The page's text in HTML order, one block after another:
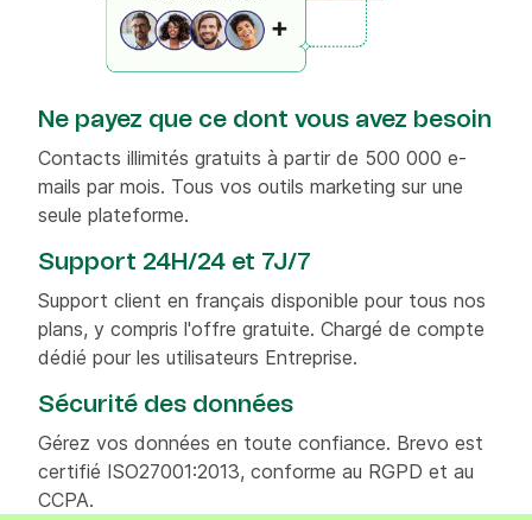
Ne payez que ce dont vous avez besoin
Contacts illimités gratuits à partir de 500 000 e-
mails par mois. Tous vos outils marketing sur une
seule plateforme.
Support 24H/24 et 7J/7
Support client en français disponible pour tous nos
plans, y compris l'offre gratuite. Chargé de compte
dédié pour les utilisateurs Entreprise.
Sécurité des données
Gérez vos données en toute confiance. Brevo est
certifié ISO27001:2013, conforme au RGPD et au
CCPA.